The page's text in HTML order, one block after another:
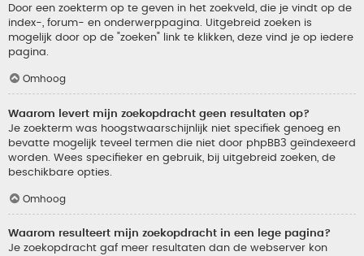
Door een zoekterm op te geven in het zoekveld, die je vindt op de
index-, forum- en onderwerppagina. Uitgebreid zoeken is
mogelijk door op de "zoeken" link te klikken, deze vind je op iedere
pagina.
Omhoog
Waarom levert mijn zoekopdracht geen resultaten op?
Je zoekterm was hoogstwaarschijnlijk niet specifiek genoeg en
bevatte mogelijk teveel termen die niet door phpBB3 geïndexeerd
worden. Wees specifieker en gebruik, bij uitgebreid zoeken, de
beschikbare opties.
Omhoog
Waarom resulteert mijn zoekopdracht in een lege pagina?
Je zoekopdracht gaf meer resultaten dan de webserver kon